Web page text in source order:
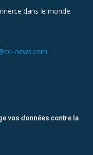
dans le monde.
news.com
vos données contre la